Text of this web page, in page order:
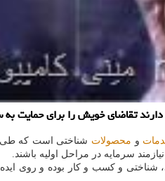
و محصولات شناختی است که
سرمایه در مراحل اولیه باشند.
و کسب و کار بوده و روی